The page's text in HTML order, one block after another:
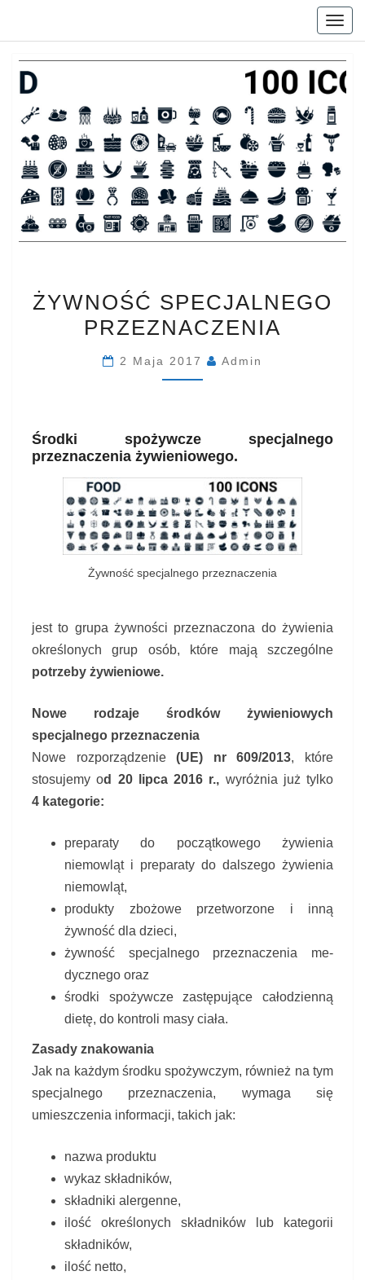
SPECJALNEGO
PRZEZNACZENIA
ŻYWNOŚĆ SPECJALNEGO
PRZEZNACZENIA
2 Maja 2017 Admin
Środki spożywcze specjalnego
przeznaczenia żywieniowego.
Żywność specjalnego przeznaczenia
jest to grupa żywności przeznaczona do żywienia
określonych grup osób, które mają szczególne
potrzeby żywieniowe.
Nowe rodzaje środków żywieniowych
specjalnego przeznaczenia
Nowe rozporządzenie(UE) nr 609/2013, które
stosujemy od 20 lipca 2016 r., wy­różnia już tylko
4 kategorie:
preparaty do początkowego żywienia
niemowląt i preparaty do dalszego ży­wienia
niemowląt,
produkty zbożowe przetworzone i inną
żywność dla dzieci,
żywność specjalnego przeznaczenia me­
dycznego oraz
środki spożywcze zastępujące całodzien­ną
dietę, do kontroli masy ciała.
Zasady znakowania
Jak na każdym środku spożywczym, również na tym
specjalnego przeznaczenia, wyma­ga się
umieszczenia informacji, takich jak:
nazwa produktu
wykaz składników,
składniki alergenne,
ilość określonych składników lub kate­gorii
składników,
ilość netto,